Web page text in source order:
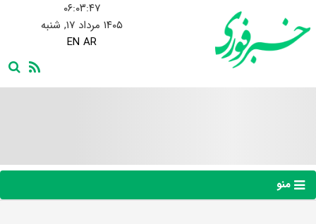
۰۶:۰۳:۴۷
۱۴۰۵ مرداد ۱۷, شنبه
EN AR
منو